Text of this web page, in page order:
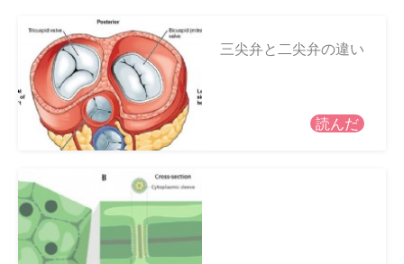
三尖弁と二尖弁の違い
読んだ